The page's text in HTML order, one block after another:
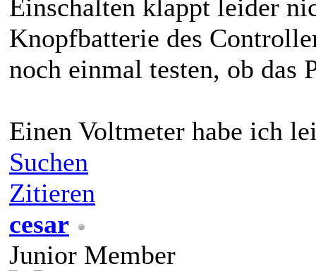
Einschalten klappt leider
Knopfbatterie des
noch einmal testen, ob das
Einen Voltmeter habe ich
Suchen
Zitieren
cesar
Junior Member